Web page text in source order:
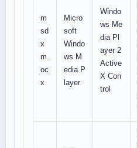
m
sd
x
m.
oc
x
Micro
soft
Windo
ws M
edia P
layer
Windo
ws Me
dia Pl
ayer 2
Active
X Con
trol